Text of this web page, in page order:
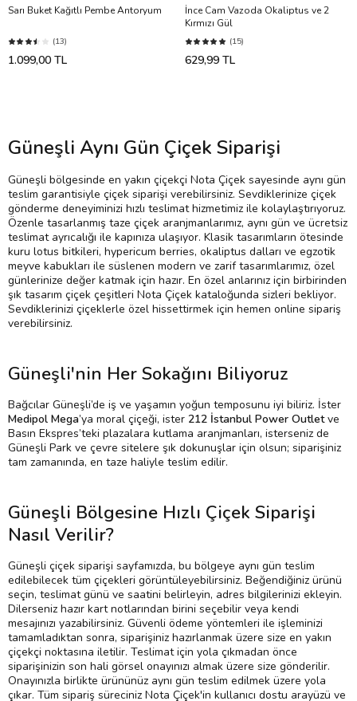
Sarı Buket Kağıtlı Pembe Antoryum
(13)
1.099,00 TL
İnce Cam Vazoda Okaliptus ve 2
Kırmızı Gül
(15)
629,99 TL
Güneşli Aynı Gün Çiçek Siparişi
Güneşli bölgesinde en yakın çiçekçi Nota Çiçek sayesinde aynı gün
teslim garantisiyle çiçek siparişi verebilirsiniz. Sevdiklerinize çiçek
gönderme deneyiminizi hızlı teslimat hizmetimiz ile kolaylaştırıyoruz.
Özenle tasarlanmış taze çiçek aranjmanlarımız, aynı gün ve ücretsiz
teslimat ayrıcalığı ile kapınıza ulaşıyor. Klasik tasarımların ötesinde
kuru lotus bitkileri, hypericum berries, okaliptus dalları ve egzotik
meyve kabukları ile süslenen modern ve zarif tasarımlarımız, özel
günlerinize değer katmak için hazır. En özel anlarınız için birbirinden
şık tasarım çiçek çeşitleri Nota Çiçek kataloğunda sizleri bekliyor.
Sevdiklerinizi çiçeklerle özel hissettirmek için hemen online sipariş
verebilirsiniz.
Güneşli'nin Her Sokağını Biliyoruz
Bağcılar Güneşli’de iş ve yaşamın yoğun temposunu iyi biliriz. İster
Medipol Mega’ya moral çiçeği, ister 212 İstanbul Power Outletve
Basın Ekspres’teki plazalara kutlama aranjmanları, isterseniz de
Güneşli Park ve çevre sitelere şık dokunuşlar için olsun; siparişiniz
tam zamanında, en taze haliyle teslim edilir.
Güneşli Bölgesine Hızlı Çiçek Siparişi
Nasıl Verilir?
Güneşli çiçek siparişi sayfamızda, bu bölgeye aynı gün teslim
edilebilecek tüm çiçekleri görüntüleyebilirsiniz. Beğendiğiniz ürünü
seçin, teslimat günü ve saatini belirleyin, adres bilgilerinizi ekleyin.
Dilerseniz hazır kart notlarından birini seçebilir veya kendi
mesajınızı yazabilirsiniz. Güvenli ödeme yöntemleri ile işleminizi
tamamladıktan sonra, siparişiniz hazırlanmak üzere size en yakın
çiçekçi noktasına iletilir. Teslimat için yola çıkmadan önce
siparişinizin son hali görsel onayınızı almak üzere size gönderilir.
Onayınızla birlikte ürününüz aynı gün teslim edilmek üzere yola
çıkar. Tüm sipariş süreciniz Nota Çiçek'in kullanıcı dostu arayüzü ve